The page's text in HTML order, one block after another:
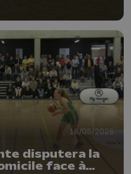
16/05/2026
disputera la
face à